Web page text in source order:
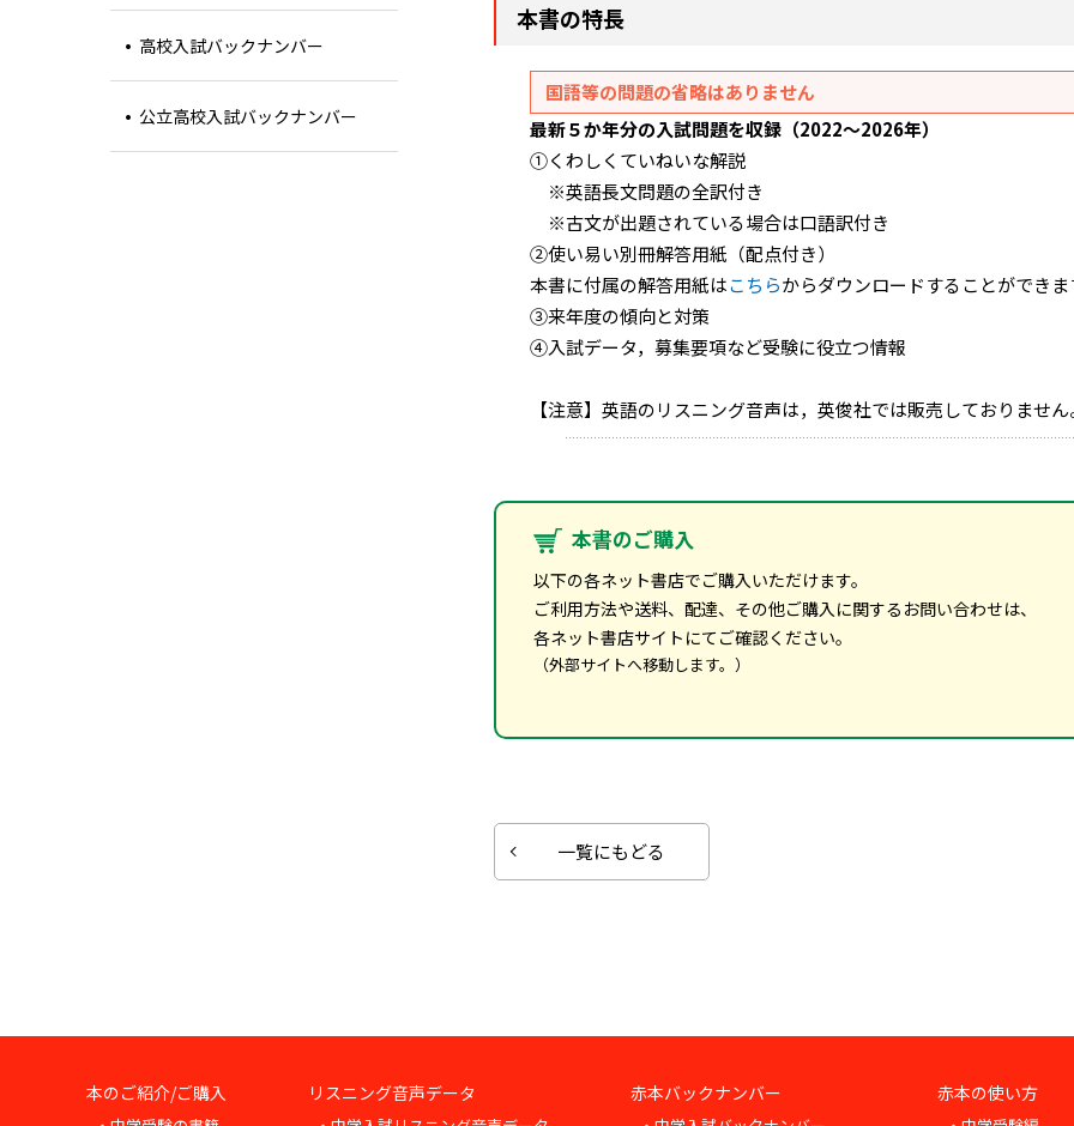
本書の特長
国語等の問題の省略はありません
最新５か年分の入試問題を収録（2022～2026年）
①くわしくていねいな解説
※英語長文問題の全訳付き
※古文が出題されている場合は口語訳付き
②使い易い別冊解答用紙（配点付き）
本書に付属の解答用紙はこちらからダウンロードすることができま
③来年度の傾向と対策
④入試データ，募集要項など受験に役立つ情報
【注意】英語のリスニング音声は，英俊社では販売しておりません
本書のご購入
以下の各ネット書店でご購入いただけます。
ご利用方法や送料、配達、その他ご購入に関するお問い合わせは、
各ネット書店サイトにてご確認ください。
（外部サイトへ移動します。）
一覧にもどる
高校入試バックナンバー
公立高校入試バックナンバー
本のご紹介/ご購入 リスニング音声データ 赤本バックナンバー 赤本の使い方